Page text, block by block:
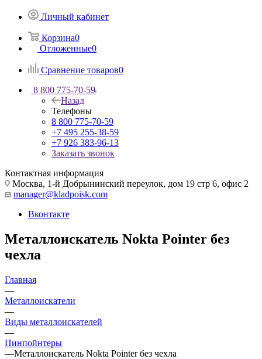
Личный кабинет
Корзина0
Отложенные0
Сравнение товаров0
8 800 775-70-59
Назад
Телефоны
8 800 775-70-59
+7 495 255-38-59
+7 926 383-96-13
Заказать звонок
Контактная информация
Москва, 1-й Добрынинский переулок, дом 19 стр 6, офис 2
manager@kladpoisk.com
Вконтакте
Металлоискатель Nokta Pointer без
чехла
Главная
—
Металлоискатели
—
Виды металлоискателей
—
Пинпойнтеры
—Металлоискатель Nokta Pointer без чехла